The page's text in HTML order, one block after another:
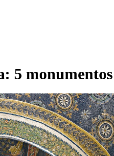
5 monumentos